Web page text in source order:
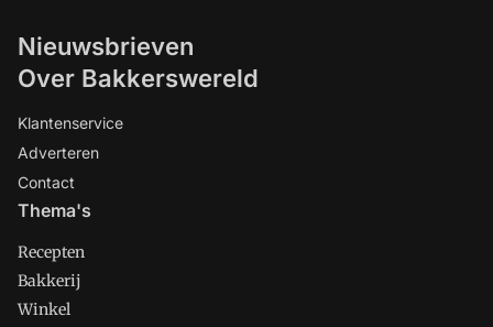
Nieuwsbrieven
Over Bakkerswereld
Klantenservice
Adverteren
Contact
Thema's
Recepten
Bakkerij
Winkel